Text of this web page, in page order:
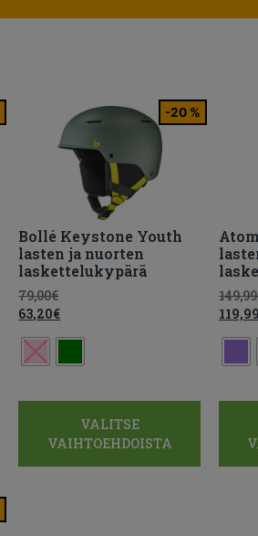
-20 %
Bollé Keystone Youth
lasten ja nuorten
laskettelukypärä
79,00€
63,20€
VALITSE
VAIHTOEHDOISTA
149,99
119,99